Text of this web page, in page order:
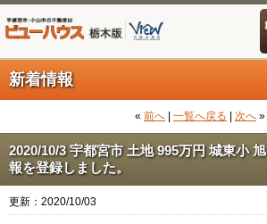
新着情報
« 前へ 一覧へ戻る 次へ »
2020/10/3 宇都宮市 土地 995万円 城東小
報を登録しました。
更新：2020/10/03